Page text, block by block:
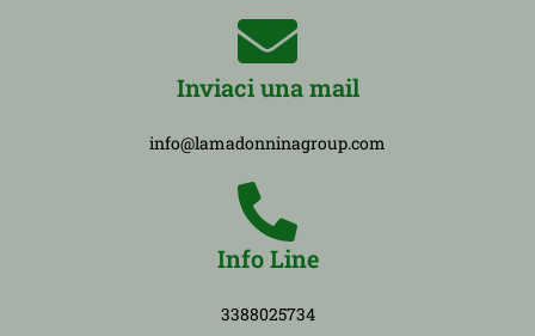
Inviaci una mail
info@lamadonninagroup.com
Info Line
3388025734